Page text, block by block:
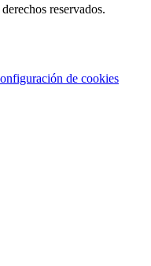
reservados.
de cookies